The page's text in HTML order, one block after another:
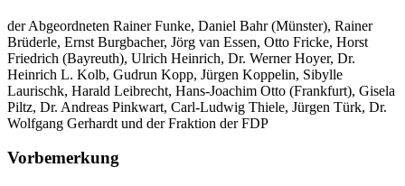
der Abgeordneten Rainer Funke, Daniel Bahr (Münster), Rainer
Brüderle, Ernst Burgbacher, Jörg van Essen, Otto Fricke, Horst
Friedrich (Bayreuth), Ulrich Heinrich, Dr. Werner Hoyer, Dr.
Heinrich L. Kolb, Gudrun Kopp, Jürgen Koppelin, Sibylle
Laurischk, Harald Leibrecht, Hans-Joachim Otto (Frankfurt), Gisela
Piltz, Dr. Andreas Pinkwart, Carl-Ludwig Thiele, Jürgen Türk, Dr.
Wolfgang Gerhardt und der Fraktion der FDP
Vorbemerkung